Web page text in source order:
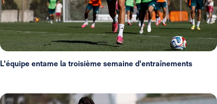
L'équipe entame la troisième semaine d'entraînements